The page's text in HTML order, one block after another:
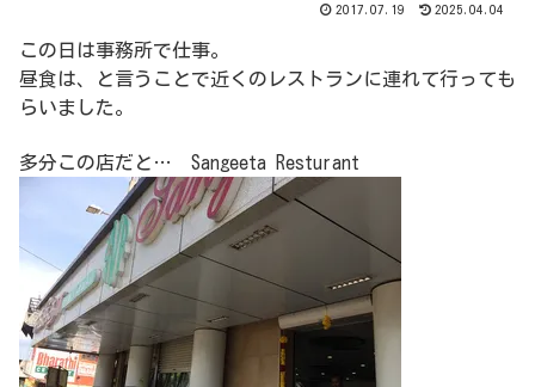
2017.07.19 2025.04.04
この日は事務所で仕事。
昼食は、と言うことで近くのレストランに連れて行っても
らいました。
多分この店だと… Sangeeta Resturant